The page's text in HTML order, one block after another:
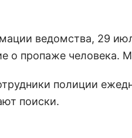
ведомства, 29
о пропаже человека.
полиции
поиски.